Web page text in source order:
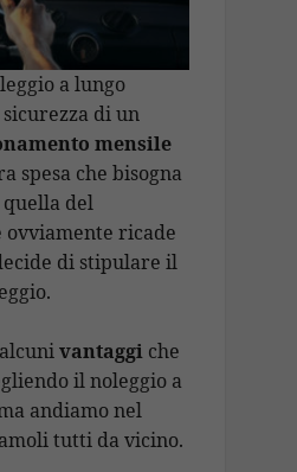
a lungo
di un
mensile
spesa che bisogna
del
ovviamente ricade
di stipulare il
vantaggiche
il noleggio a
andiamo nel
tutti da vicino.